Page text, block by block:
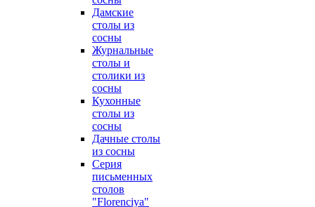
Дамские
столы из
сосны
Журнальные
столы и
столики из
сосны
Кухонные
столы из
сосны
Дачные столы
из сосны
Серия
письменных
столов
"Florenciya"